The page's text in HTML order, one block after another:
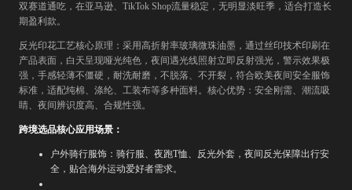
双赛道通吃，在亚马逊、TikTok Shop流量稳定，无明显淡旺季，适合打造长
期盈利款。
反光印花工艺核心原理：采用高折射率玻璃微珠油墨，通过丝印技术印刷在
产品表面，白天呈现哑光纯色，夜间遇光线照射立即反射强光，警示效果极
强，手感轻薄不僵硬，耐洗耐磨，不脱落、不开裂，符合欧美夜间安全服饰
标准，适配纯棉、涤纶、工装布等多种面料。核心优势：安全刚需、潮流吸
睛、夜间辨识度高、合规性强。
跨境选品核心应用场景：
户外骑行服饰：骑行服、夜跑T恤、反光外套，夜间反光保障出行安
全，贴合海外运动爱好者需求。